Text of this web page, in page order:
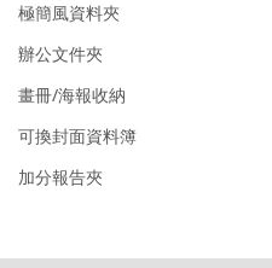
極簡風資料夾
辦公文件夾
畫冊/海報收納
可換封面資料簿
加分報告夾